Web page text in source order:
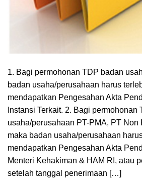
1. Bagi permohonan TDP badan
badan usaha/perusahaan harus
mendapatkan Pengesahan Akta
Instansi Terkait. 2. Bagi permohonan
usaha/perusahaan PT-PMA, PT Non
maka badan usaha/perusahaan
mendapatkan Pengesahan Akta
Menteri Kehakiman & HAM RI, atau
setelah tanggal penerimaan […]